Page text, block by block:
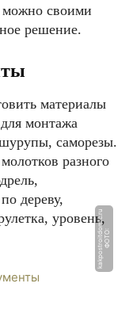
своими
решение.
материалы
монтажа
саморезы.
разного
дереву,
уровень,
Ф
О
Т
О:
k
a
k
p
o
s
t
r
oi
t
d
o
mi
c.
r
u